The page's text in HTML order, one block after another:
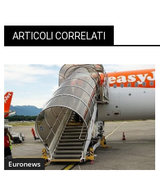
ARTICOLI CORRELATI
Euronews